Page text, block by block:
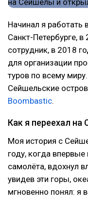
Начинал я работать
Санкт-Петербурге,
сотрудник, в 2018
для организации
туров по всему
Сейшельские
Boombastic.
Как я переехал
Моя история с
году, когда
самолёта, вдохнул
увидев эти горы,
мгновенно понял: я